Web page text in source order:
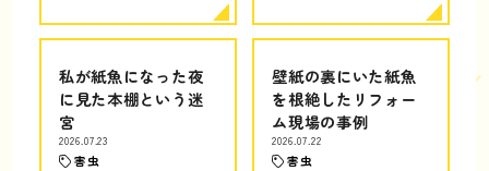
私が紙魚になった夜
に見た本棚という迷
宮
2026.07.23
害虫
壁紙の裏にいた紙魚
を根絶したリフォー
ム現場の事例
2026.07.22
害虫